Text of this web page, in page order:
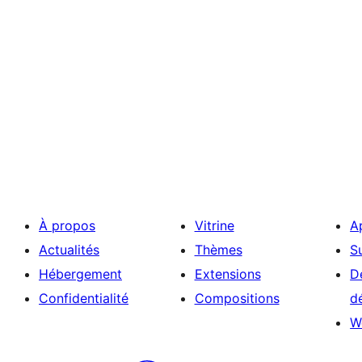
À propos
Actualités
Hébergement
Confidentialité
Vitrine
Thèmes
Extensions
Compositions